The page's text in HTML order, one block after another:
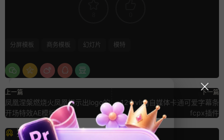
分屏模板 商务模板 幻灯片 模特
上一篇
凤凰涅槃燃烧火凤凰揭示出logo的
开场特效AE模板
下一篇
12个vlog自媒体卡通可爱字幕条
fcpx插件
猜你喜欢